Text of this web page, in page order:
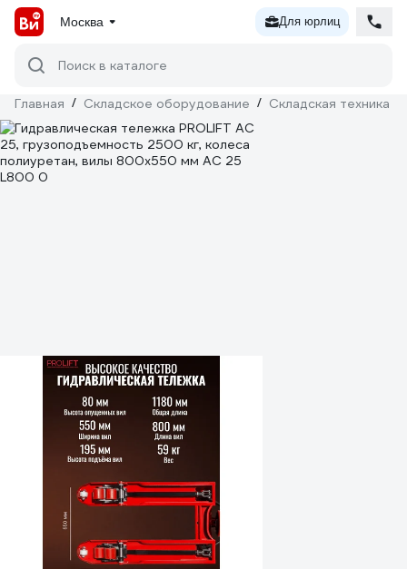
Москва Для юрлиц
Поиск в каталоге
Главная / Складское оборудование / Складская техника